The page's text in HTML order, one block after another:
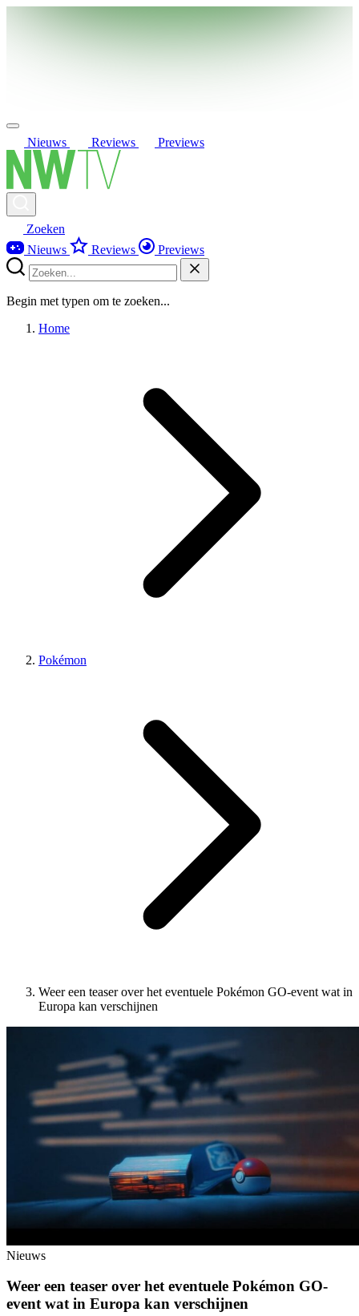
Nieuws Reviews Previews
Zoeken
Nieuws
Reviews Previews
Begin met typen om te zoeken...
Home
Pokémon
Weer een teaser over het eventuele Pokémon GO-event wat in
Europa kan verschijnen
Nieuws
Weer een teaser over het eventuele Pokémon GO-
event wat in Europa kan verschijnen